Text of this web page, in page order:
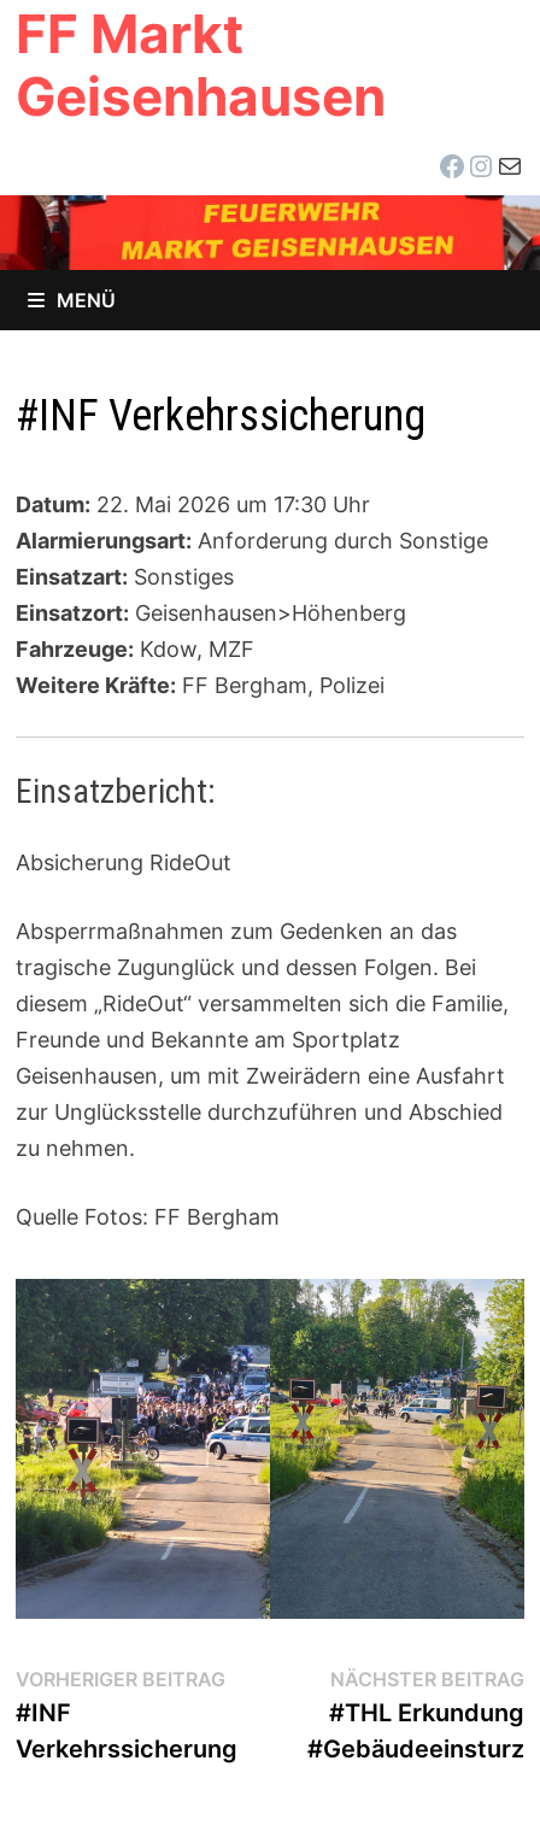
Zum
Inhalt
springen
FF Markt
Geisenhausen
E-
MENÜ
#INF Verkehrssicherung
Datum: 22. Mai 2026 um 17:30 Uhr
Alarmierungsart: Anforderung durch Sonstige
Einsatzart: Sonstiges
Einsatzort: Geisenhausen>Höhenberg
Fahrzeuge: Kdow, MZF
Weitere Kräfte: FF Bergham, Polizei
Einsatzbericht:
Absicherung RideOut
Absperrmaßnahmen zum Gedenken an das
tragische Zugunglück und dessen Folgen. Bei
diesem „RideOut“ versammelten sich die Familie,
Freunde und Bekannte am Sportplatz
Geisenhausen, um mit Zweirädern eine Ausfahrt
zur Unglücksstelle durchzuführen und Abschied
zu nehmen.
Quelle Fotos: FF Bergham
Beitragsnavigation
VORHERIGER BEITRAGVorheriger
#INF
Verkehrssicherung
NÄCHSTER BEITRAG
#THL Erkundung
#Gebäudeeinsturz